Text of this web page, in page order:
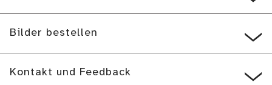
Bilder bestellen
Kontakt und Feedback